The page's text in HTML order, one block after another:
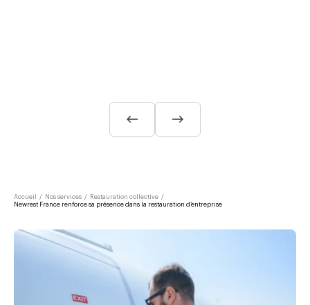
Accueil / Nos services / Restauration collective /
Newrest France renforce sa présence dans la restauration d’entreprise